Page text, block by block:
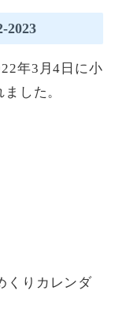
2023
年3月4日に小
した。
くりカレンダ